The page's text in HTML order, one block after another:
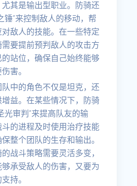
其是输出型职业。防骑还
锤”来控制敌人的移动，帮
敌人的技能。在一些特定
要提前预判敌人的攻击方
站位，确保自己始终能够
害。
中的角色不仅是坦克，还
益。在某些情况下，防骑
光审判”来提高队友的输
的进程及时使用治疗技能
整个团队的生存和输出。
战斗策略需要灵活多变，
承受敌人的伤害，又要为
持。